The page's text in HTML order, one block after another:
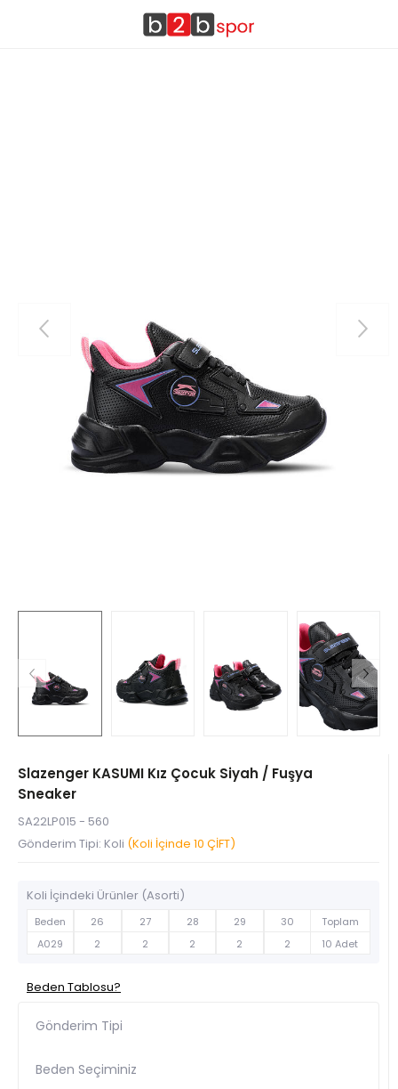
Slazenger KASUMI Kız Çocuk Siyah / Fuşya
Sneaker
SA22LP015 - 560
Gönderim Tipi: Koli (Koli İçinde 10 ÇİFT)
Koli İçindeki Ürünler (Asorti)
Beden 26 27 28 29 30
Toplam
A029
2 2 2 2 2 10 Adet
Beden Tablosu?
Gönderim Tipi
Beden Seçiminiz